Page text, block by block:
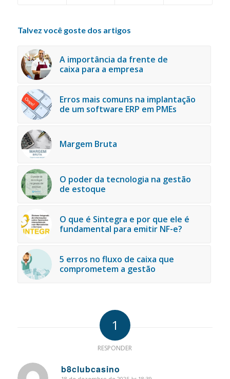
Talvez você goste dos artigos
A importância da frente de
caixa para a empresa
Erros mais comuns na implantação
de um software ERP em PMEs
Margem Bruta
O poder da tecnologia na gestão
de estoque
O que é Sintegra e por que ele é
fundamental para emitir NF-e?
5 erros no fluxo de caixa que
comprometem a gestão
1
RESPONDER
b8clubcasino